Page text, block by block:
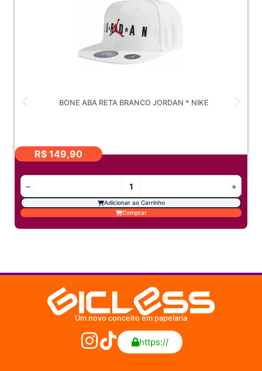
BONE ABA RETA BRANCO JORDAN * NIKE
R$ 149,90
− +
Adicionar ao Carrinho
Comprar
Um novo conceito em papelaria
https://